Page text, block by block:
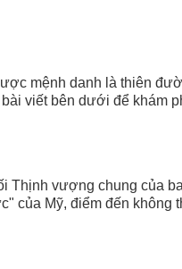
mệnh danh là thiên
viết bên dưới để khám
vượng chung của
Mỹ, điểm đến không